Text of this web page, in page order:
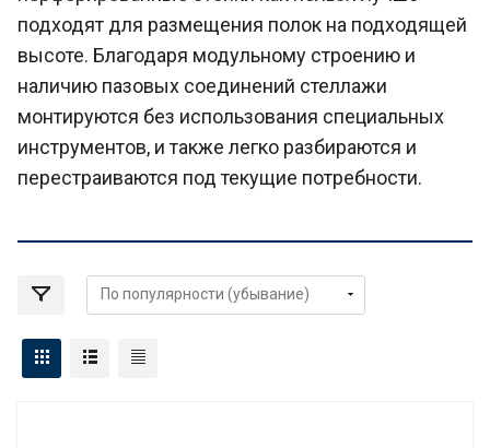
подходят для размещения полок на подходящей
высоте. Благодаря модульному строению и
наличию пазовых соединений стеллажи
монтируются без использования специальных
инструментов, и также легко разбираются и
перестраиваются под текущие потребности.